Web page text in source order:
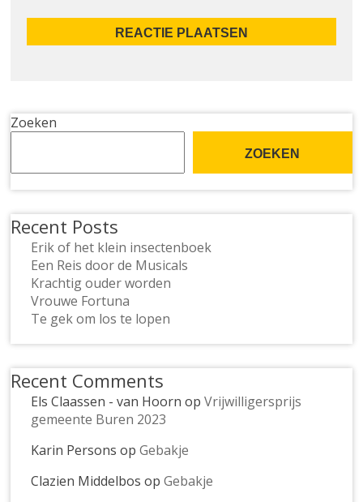
Zoeken
ZOEKEN
Recent Posts
Erik of het klein insectenboek
Een Reis door de Musicals
Krachtig ouder worden
Vrouwe Fortuna
Te gek om los te lopen
Recent Comments
Els Claassen - van Hoorn opVrijwilligersprijs
gemeente Buren 2023
Karin Persons opGebakje
Clazien Middelbos opGebakje